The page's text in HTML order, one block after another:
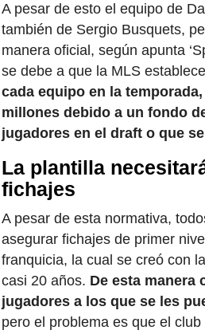
A pesar de esto el equipo de
también de Sergio Busquets,
manera oficial, según apunta
se debe a que la MLS
cada equipo en la
millones debido a un fondo
jugadores en el draft o que
La plantilla
fichajes
A pesar de esta normativa,
asegurar fichajes de primer
franquicia, la cual se creó con
casi 20 años. De esta manera
jugadores a los que se les
pero el problema es que el